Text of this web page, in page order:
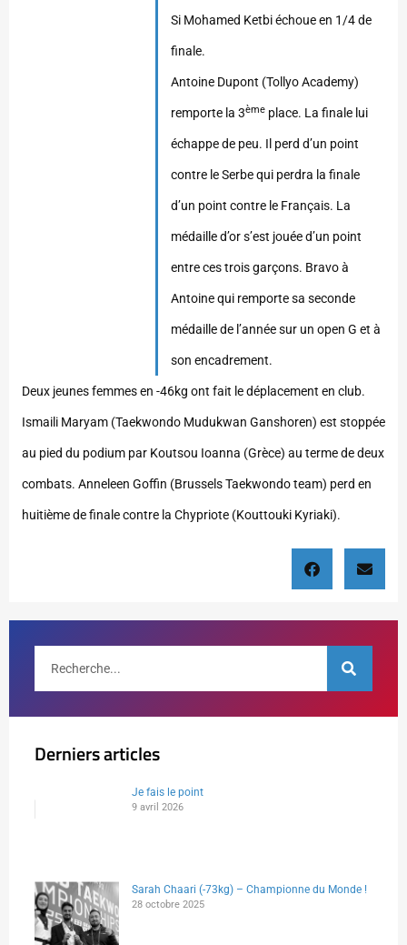
Si Mohamed Ketbi échoue en 1/4 de
finale.
Antoine Dupont (Tollyo Academy)
remporte la 3èmeplace. La finale lui
échappe de peu. Il perd d’un point
contre le Serbe qui perdra la finale
d’un point contre le Français. La
médaille d’or s’est jouée d’un point
entre ces trois garçons. Bravo à
Antoine qui remporte sa seconde
médaille de l’année sur un open G et à
son encadrement.
Deux jeunes femmes en -46kg ont fait le déplacement en club.
Ismaili Maryam (Taekwondo Mudukwan Ganshoren) est stoppée
au pied du podium par Koutsou Ioanna (Grèce) au terme de deux
combats. Anneleen Goffin (Brussels Taekwondo team) perd en
huitième de finale contre la Chypriote (Kouttouki Kyriaki).
Derniers articles
Je fais le point
9 avril 2026
Sarah Chaari (-73kg) – Championne du Monde !
28 octobre 2025